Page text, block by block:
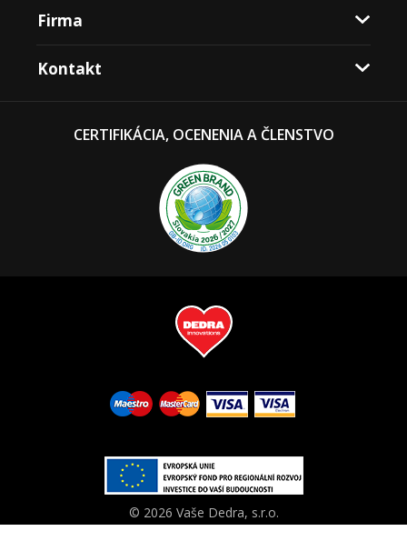
Firma
Kontakt
CERTIFIKÁCIA, OCENENIA A ČLENSTVO
© 2026 Vaše Dedra, s.r.o.